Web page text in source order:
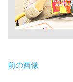
前の画像